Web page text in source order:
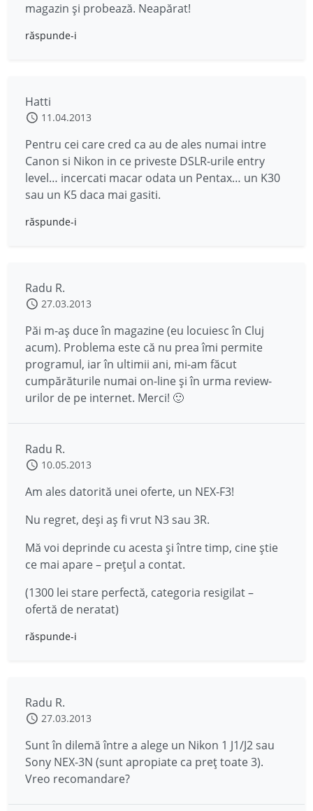
magazin și probează. Neapărat!
răspunde-i
Hatti
11.04.2013
Pentru cei care cred ca au de ales numai intre
Canon si Nikon in ce priveste DSLR-urile entry
level… incercati macar odata un Pentax… un K30
sau un K5 daca mai gasiti.
răspunde-i
Radu R.
27.03.2013
Păi m-aş duce în magazine (eu locuiesc în Cluj
acum). Problema este că nu prea îmi permite
programul, iar în ultimii ani, mi-am făcut
cumpărăturile numai on-line şi în urma review-
urilor de pe internet. Merci! 🙂
Radu R.
10.05.2013
Am ales datorită unei oferte, un NEX-F3!
Nu regret, deşi aş fi vrut N3 sau 3R.
Mă voi deprinde cu acesta şi între timp, cine ştie
ce mai apare – preţul a contat.
(1300 lei stare perfectă, categoria resigilat –
ofertă de neratat)
răspunde-i
Radu R.
27.03.2013
Sunt în dilemă între a alege un Nikon 1 J1/J2 sau
Sony NEX-3N (sunt apropiate ca preţ toate 3).
Vreo recomandare?